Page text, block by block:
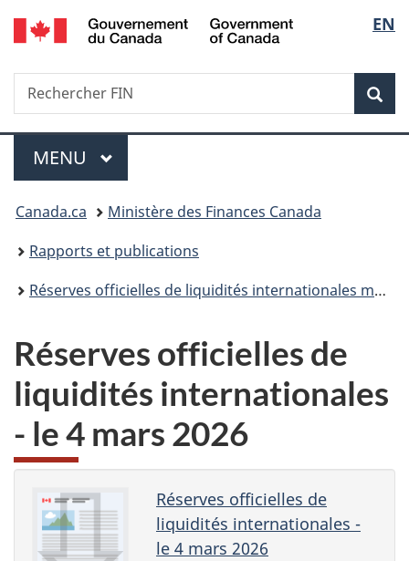
Passer
au
Passer
à
du
Passer
à
simplifiée
de
la
EN
Recherche
Rechercher
FIN
Menu
MENU PRINCIPAL
Vous
êtes
ici :
Canada.ca
Ministère des Finances Canada
Rapports et publications
Réserves officielles de liquidités internationales mensuelles
Réserves officielles de
liquidités internationales
- le 4 mars 2026
Réserves officielles de
liquidités internationales -
le 4 mars 2026